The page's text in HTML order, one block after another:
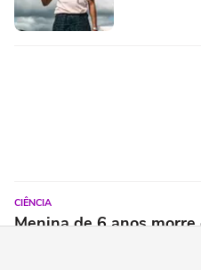
CIÊNCIA
Menina de 6 anos